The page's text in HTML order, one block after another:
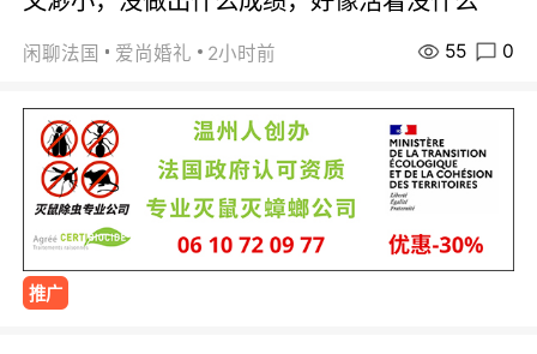
闲聊法国 爱尚婚礼 2小时前 55 0
推广